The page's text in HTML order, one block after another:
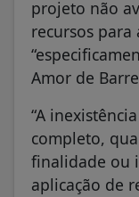
projeto não
recursos para
Amor de
“A
completo,
finalidade ou
aplicação de